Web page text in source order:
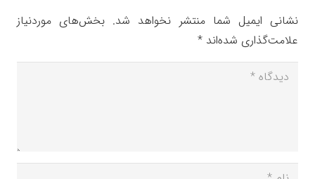
نشانی ایمیل شما منتشر نخواهد شد. بخش‌های موردنیاز
علامت‌گذاری شده‌اند *